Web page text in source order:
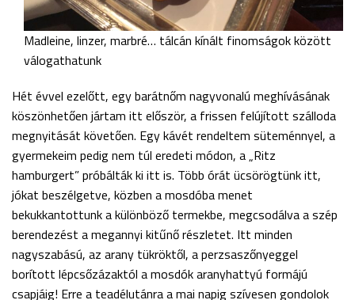
Madleine, linzer, marbré… tálcán kínált finomságok között
válogathatunk
Hét évvel ezelőtt, egy barátnőm nagyvonalú meghívásának
köszönhetően jártam itt először, a frissen felújított szálloda
megnyitását követően. Egy kávét rendeltem süteménnyel, a
gyermekeim pedig nem túl eredeti módon, a „Ritz
hamburgert” próbálták ki itt is. Több órát ücsörögtünk itt,
jókat beszélgetve, közben a mosdóba menet
bekukkantottunk a különböző termekbe, megcsodálva a szép
berendezést a megannyi kitűnő részletet. Itt minden
nagyszabású, az arany tükröktől, a perzsaszőnyeggel
borított lépcsőzázaktól a mosdók aranyhattyú formájú
csapjáig! Erre a teadélutánra a mai napig szívesen gondolok